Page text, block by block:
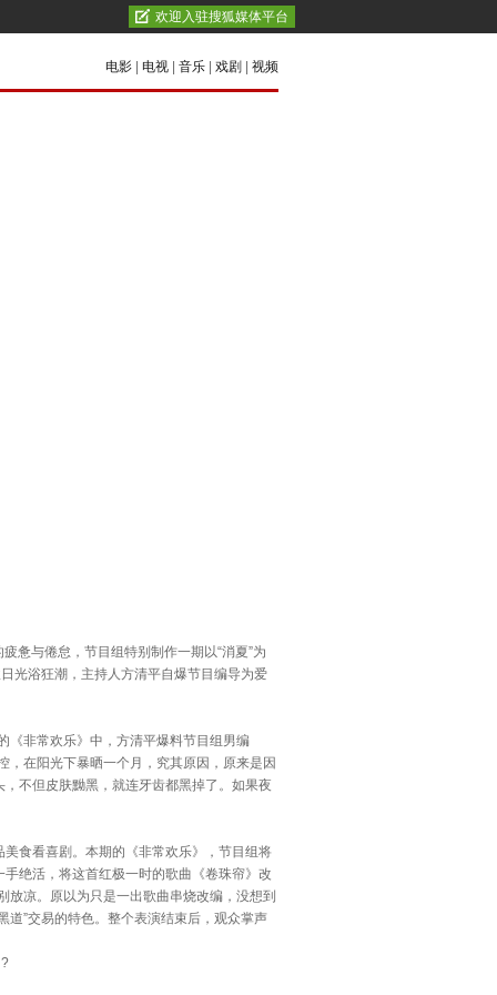
欢迎入驻搜狐媒体平台
电影 电视 音乐 戏剧 视频
与倦怠，节目组特别制作一期以“消夏”为
日光浴狂潮，主持人方清平自爆节目编导为爱
非常欢乐》中，方清平爆料节目组男编
，在阳光下暴晒一个月，究其原因，原来是因
不但皮肤黝黑，就连牙齿都黑掉了。如果夜
食看喜剧。本期的《非常欢乐》，节目组将
绝活，将这首红极一时的歌曲《卷珠帘》改
凉。原以为只是一出歌曲串烧改编，没想到
道”交易的特色。整个表演结束后，观众掌声